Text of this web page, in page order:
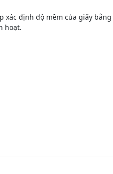
xác định độ mềm của giấy
hoạt.